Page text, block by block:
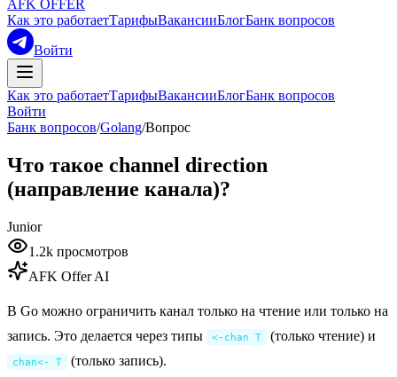
AFK OFFER
Как это работаетТарифыВакансииБлогБанк вопросов
Войти
Как это работаетТарифыВакансииБлогБанк вопросов
Войти
Банк вопросов/Golang/Вопрос
Что такое channel direction
(направление канала)?
Junior
1.2k просмотров
AFK Offer AI
В Go можно ограничить канал только на чтение или только на
запись. Это делается через типы
<-chan T (только чтение) и
chan<- T (только запись).